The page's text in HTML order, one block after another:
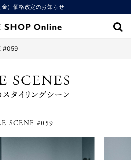
）価格改定のお知らせ
#059
SCENE #059